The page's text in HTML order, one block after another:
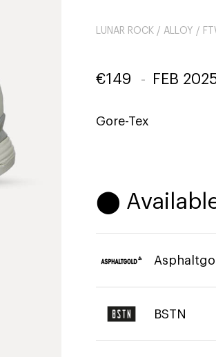
LUNAR ROCK / ALLOY /
€149 - FEB
Gore-Tex
⬤
BSTN